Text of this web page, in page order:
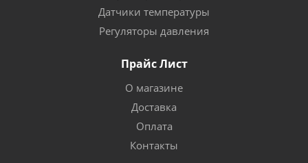
Датчики температуры
Регуляторы давления
Прайс Лист
О магазине
Доставка
Оплата
Контакты